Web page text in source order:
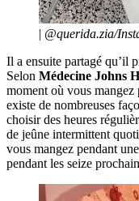
| @querida.zia/
Il a ensuite partagé qu’il
Selon Médecine Johns
moment où vous
existe de nombreuses
choisir des heures
de jeûne intermittent
vous mangez pendant
pendant les seize